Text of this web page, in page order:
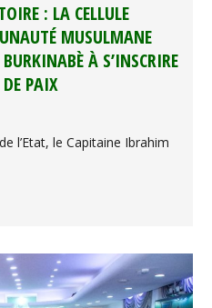
: LA CELLULE
MUSULMANE
À S’INSCRIRE
PAIX
l’Etat, le Capitaine Ibrahim